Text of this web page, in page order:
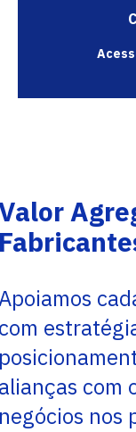
com
nos